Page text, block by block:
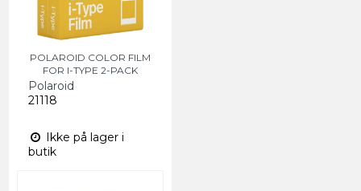
POLAROID COLOR FILM
FOR I-TYPE 2-PACK
Polaroid
21118
Ikke på lager i
butik